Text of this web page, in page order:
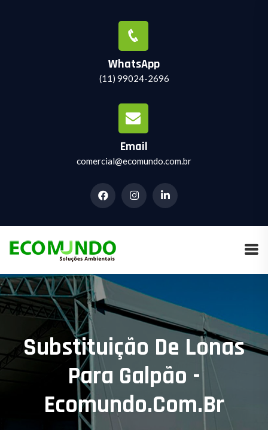
WhatsApp
(11) 99024-2696
Email
comercial@ecomundo.com.br
Substituição De Lonas
Para Galpão -
Ecomundo.com.br